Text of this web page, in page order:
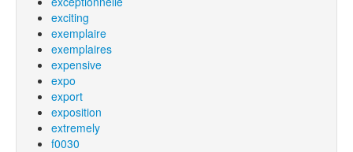
exciting
exemplaire
exemplaires
expensive
expo
export
exposition
extremely
f0030